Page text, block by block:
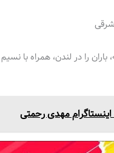
مهدی رحمتی